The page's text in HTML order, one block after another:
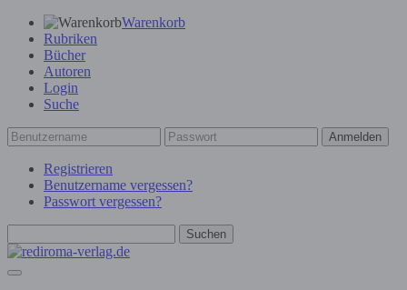
Warenkorb
Rubriken
Bücher
Autoren
Login
Suche
Anmelden
Registrieren
Benutzername vergessen?
Passwort vergessen?
Suchen